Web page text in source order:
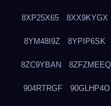
8XP25X65 8XX9KYGX
8YM48I9Z 8YPIP6SK
8ZC9YBAN 8ZFZMEEQ
904RTRGF 90GLHP4O